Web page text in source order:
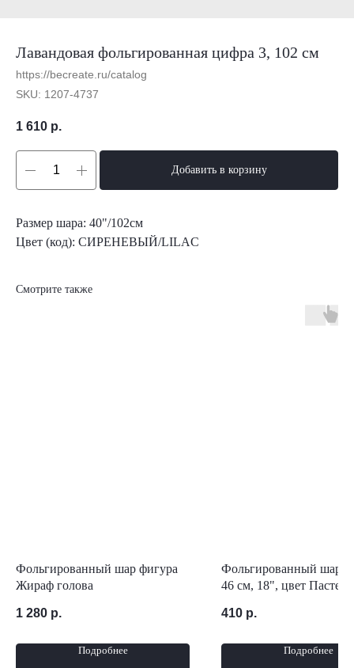
Лавандовая фольгированная цифра 3, 102 см
https://becreate.ru/catalog
SKU: 1207-4737
1 610 р.
Добавить в корзину
Размер шара: 40"/102см
Цвет (код): СИРЕНЕВЫЙ/LILAC
Смотрите также
Фольгированный шар фигура
Жираф голова
1 280 р.
Подробнее
Фольгированный шар
46 см, 18", цвет Пастель
410 р.
Подробнее